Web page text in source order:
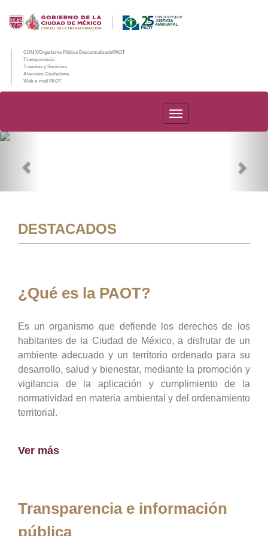
CDMX/Organismo Público Descentralizado/PAOT
Transparencia
Trámites y Servicios
Atención Ciudadana
Web e-mail PAOT
PAOT
DESTACADOS
¿Qué es la PAOT?
Es un organismo que defiende los derechos de los
habitantes de la Ciudad de México, a disfrutar de un
ambiente adecuado y un territorio ordenado para su
desarrollo, salud y bienestar, mediante la promoción y
vigilancia de la aplicación y cumplimiento de la
normatividad en materia ambiental y del ordenamiento
territorial.
Ver más
Transparencia e información
pública